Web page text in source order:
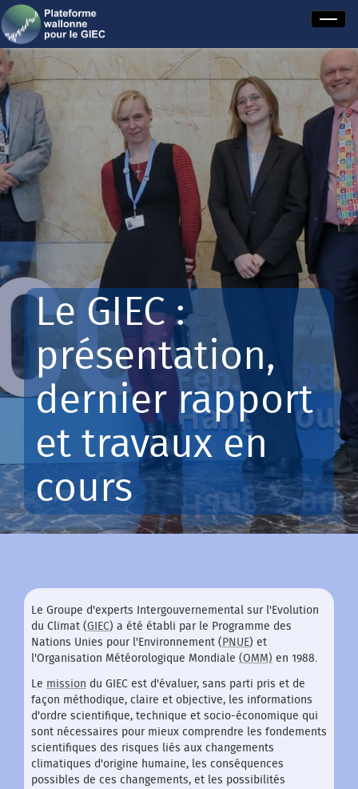
Le GIEC :
présentation,
dernier rapport
et travaux en
cours
Le Groupe d'experts Intergouvernemental sur l'Evolution
du Climat (GIEC) a été établi par le Programme des
Nations Unies pour l'Environnement ( PNUE) et
l'Organisation Météorologique Mondiale (OMM) en 1988.
Le mission du GIEC est d'évaluer, sans parti pris et de
façon méthodique, claire et objective, les informations
d'ordre scientifique, technique et socio-économique qui
sont nécessaires pour mieux comprendre les fondements
scientifiques des risques liés aux changements
climatiques d'origine humaine, les conséquences
possibles de ces changements, et les possibilités